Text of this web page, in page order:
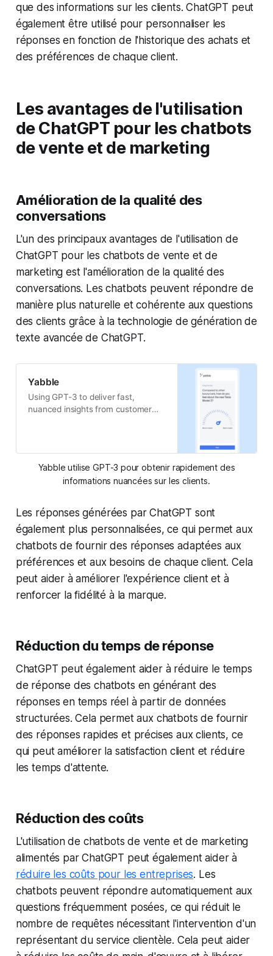
que des informations sur les clients. ChatGPT peut
également être utilisé pour personnaliser les
réponses en fonction de l'historique des achats et
des préférences de chaque client.
Les avantages de l'utilisation
de ChatGPT pour les chatbots
de vente et de marketing
Amélioration de la qualité des
conversations
L'un des principaux avantages de l'utilisation de
ChatGPT pour les chatbots de vente et de
marketing est l'amélioration de la qualité des
conversations. Les chatbots peuvent répondre de
manière plus naturelle et cohérente aux questions
des clients grâce à la technologie de génération de
texte avancée de ChatGPT.
Yabble
Using GPT-3 to deliver fast,
nuanced insights from customer
Yabble utilise GPT-3 pour obtenir rapidement des
informations nuancées sur les clients.
Les réponses générées par ChatGPT sont
également plus personnalisées, ce qui permet aux
chatbots de fournir des réponses adaptées aux
préférences et aux besoins de chaque client. Cela
peut aider à améliorer l'expérience client et à
renforcer la fidélité à la marque.
Réduction du temps de réponse
ChatGPT peut également aider à réduire le temps
de réponse des chatbots en générant des
réponses en temps réel à partir de données
structurées. Cela permet aux chatbots de fournir
des réponses rapides et précises aux clients, ce
qui peut améliorer la satisfaction client et réduire
les temps d'attente.
Réduction des coûts
L'utilisation de chatbots de vente et de marketing
alimentés par ChatGPT peut également aider à
réduire les coûts pour les entreprises. Les
chatbots peuvent répondre automatiquement aux
questions fréquemment posées, ce qui réduit le
nombre de requêtes nécessitant l'intervention d'un
représentant du service clientèle. Cela peut aider